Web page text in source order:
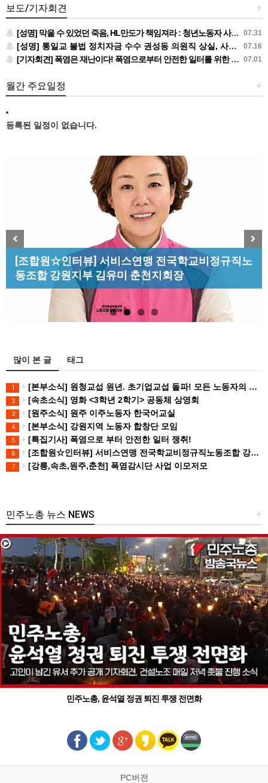
+
보도/기자회견
07.31
[성명] 막을 수 있었던 죽음, HL만도가 책임져라 : 청년노동자 사망사고의 철저한 진상규명과 재발방지 대책 마련하라
07.16
[성명] 통일교 불법 정치자금 수수 권성동 의원직 상실, 사필귀정이다
07.01
[기자회견] 폭염은 재난이다! 폭염으로부터 안전한 일터를 위한 민주노총 강원지역본부 폭염감시단 선포 기자회견
+
월간 주요일정
등록된 일정이 없습니다.
[강릉,속초,원주,춘천] 폭염감시단 사업 이모저모
[조합원☆인터뷰] 서비스연맹 전국학교비정규직노
동조합 강원지부 김유미 춘천지회장
[산별소식] 건설산업연맹 플랜트건설노조 강원충
북지부
[성명] 막을 수 있었던 죽음, HL만도가 책임져라 :
청년노동자 사망사고의 철저한 진상규…
Previous
많이 본 글 태그
1 [본부소식] 원청교섭 원년. 초기업교섭 돌파! 모든 노동자의 노동기본권 쟁취! 민주노총 7.15 총파업대회
2 [속초소식] 영화 <3학년 2학기> 공동체 상영회
3 [원주소식] 원주 이주노동자 한국어교실
4 [본부소식] 강원지역 노동자 합창단 모임
5 [특집기사] 폭염으로 부터 안전한 일터 쟁취!
6 [조합원☆인터뷰] 서비스연맹 전국학교비정규직노동조합 강원지부 김유미 춘천지회장
7 [강릉,속초,원주,춘천] 폭염감시단 사업 이모저모
+
민주노총 뉴스 NEWS
민주노총, 윤석열 정권 퇴진 투쟁 전면화
PC버전